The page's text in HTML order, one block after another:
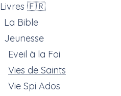
Livres 🇫🇷
La Bible
Jeunesse
Eveil à la Foi
Vies de Saints
Vie Spi Ados